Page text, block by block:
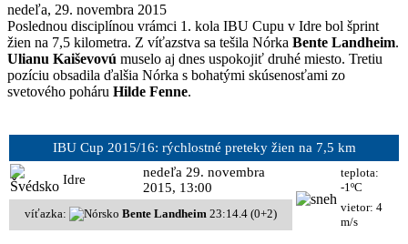
nedeľa, 29. novembra 2015
Poslednou disciplínou vrámci 1. kola IBU Cupu v Idre bol šprint
žien na 7,5 kilometra. Z víťazstva sa tešila Nórka Bente Landheim.
Ulianu Kaiševovú muselo aj dnes uspokojiť druhé miesto. Tretiu
pozíciu obsadila ďalšia Nórka s bohatými skúsenosťami zo
svetového poháru Hilde Fenne.
IBU Cup 2015/16: rýchlostné preteky žien na 7,5 km
Idre
nedeľa 29. novembra
2015, 13:00
teplota:
-1ºC
víťazka:
Bente Landheim 23:14.4 (0+2)
vietor: 4
m/s